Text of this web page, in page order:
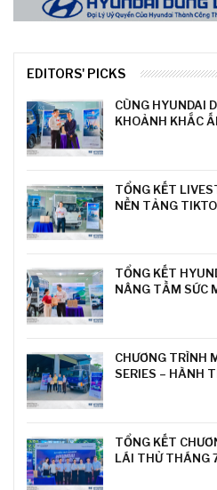
EDITORS' PICKS
CÙNG HYUNDAI
KHOẢNH KHẮC
TỔNG KẾT
NỀN TẢNG
TỔNG KẾT
NÂNG TẦM SỨC
CHƯƠNG TRÌNH
SERIES – HÀNH
TỔNG KẾT
LÁI THỬ THÁNG